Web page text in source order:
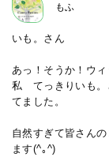
もふ
いも。さん
あっ！そうか！ウィ
私 てっきりいも。
てました。
自然すぎて皆さん
ます(^｡^)